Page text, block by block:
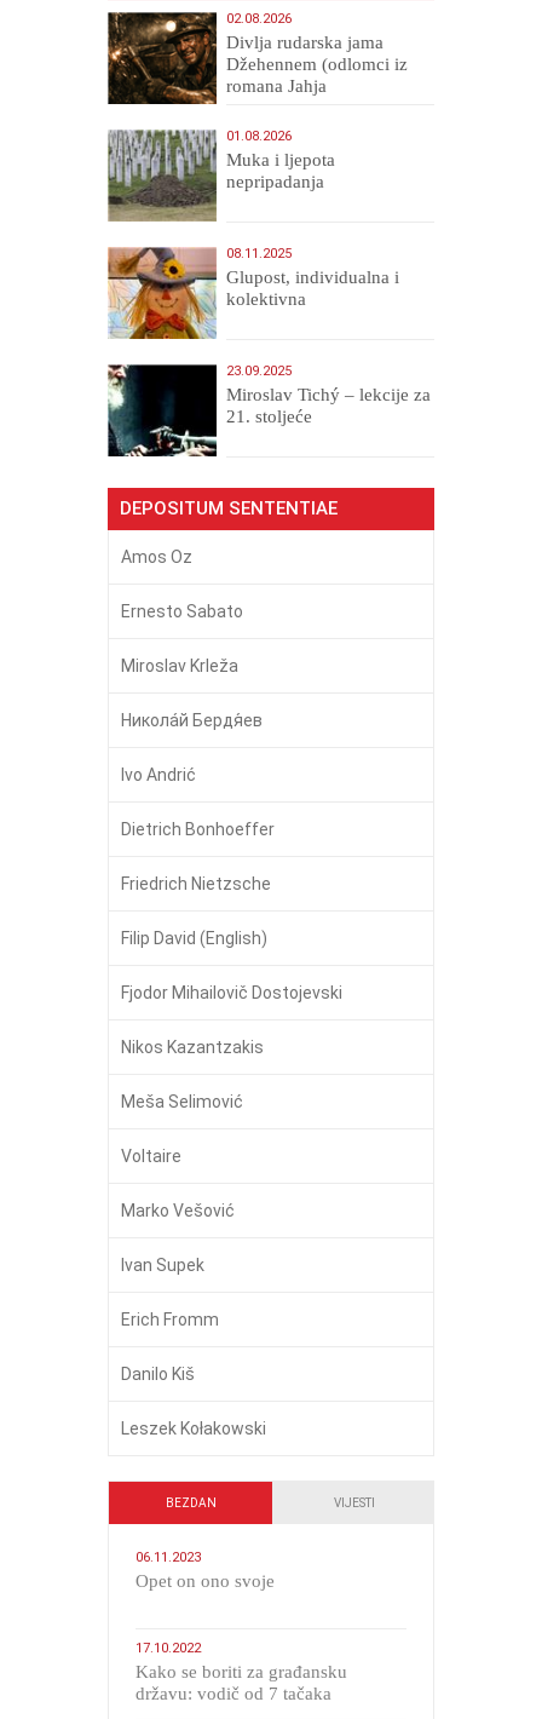
02.08.2026
Divlja rudarska jama
Džehennem (odlomci iz
romana Jahja
01.08.2026
Muka i ljepota
nepripadanja
08.11.2025
Glupost, individualna i
kolektivna
23.09.2025
Miroslav Tichý – lekcije za
21. stoljeće
DEPOSITUM SENTENTIAE
Amos Oz
Ernesto Sabato
Miroslav Krleža
Никола́й Бердя́ев
Ivo Andrić
Dietrich Bonhoeffer
Friedrich Nietzsche
Filip David (English)
Fjodor Mihailovič Dostojevski
Nikos Kazantzakis
Meša Selimović
Voltaire
Marko Vešović
Ivan Supek
Erich Fromm
Danilo Kiš
Leszek Kołakowski
BEZDAN VIJESTI
06.11.2023
​Opet on ono svoje
17.10.2022
Kako se boriti za građansku
državu: vodič od 7 tačaka